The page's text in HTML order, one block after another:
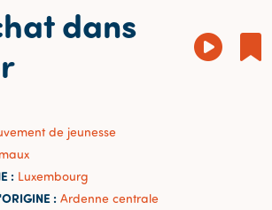
dans
de jeunesse
: Luxembourg
: Ardenne centrale